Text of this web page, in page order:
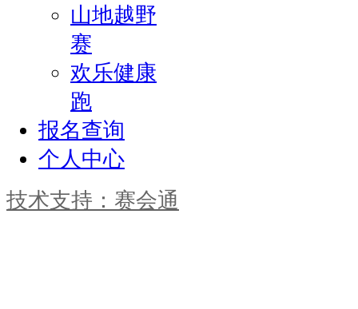
山地越野
赛
欢乐健康
跑
报名查询
个人中心
技术支持：赛会通